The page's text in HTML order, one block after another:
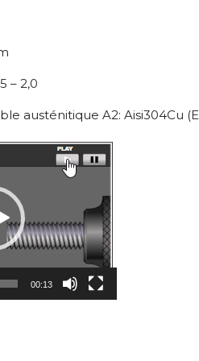
– 2,0
austénitique A2: Aisi304Cu
00:13